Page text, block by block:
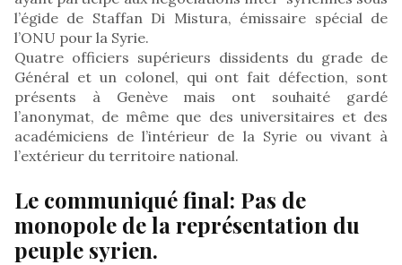
l’égide de Staffan Di Mistura, émissaire spécial de
l’ONU pour la Syrie.
Quatre officiers supérieurs dissidents du grade de
Général et un colonel, qui ont fait défection, sont
présents à Genève mais ont souhaité gardé
l’anonymat, de même que des universitaires et des
académiciens de l’intérieur de la Syrie ou vivant à
l’extérieur du territoire national.
Le communiqué final: Pas de
monopole de la représentation du
peuple syrien.